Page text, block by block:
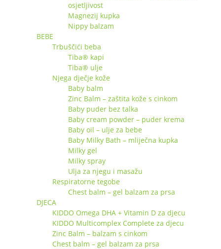
osjetljivost
Magnezij kupka
Nippy balzam
BEBE
Trbuščići beba
Tiba® kapi
Tiba® ulje
Njega dječje kože
Baby balm
Zinc Balm – zaštita kože s cinkom
Baby puder bez talka
Baby cream powder – puder krema
Baby oil – ulje za bebe
Baby Milky Bath – mliječna kupka
Milky gel
Milky spray
Ulja za njegu i masažu
Respiratorne tegobe
Chest balm – gel balzam za prsa
DJECA
KIDDO Omega DHA + Vitamin D za djecu
KIDDO Multicomplex Complete za djecu
Zinc Balm – balzam s cinkom
Chest balm – gel balzam za prsa